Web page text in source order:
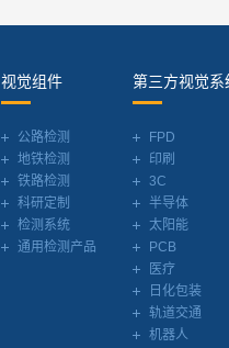
视觉组件
公路检测
地铁检测
铁路检测
科研定制
检测系统
通用检测产品
第三方视觉系
FPD
印刷
3C
半导体
太阳能
PCB
医疗
日化包装
轨道交通
机器人